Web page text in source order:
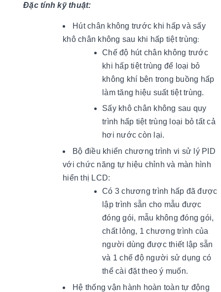
Đặc tính kỹ thuật:
Hút chân không trước khi hấp và sấy
khô chân không sau khi hấp tiệt trùng:
Chế độ hút chân không trước
khi hấp tiệt trùng để loại bỏ
không khí bên trong buồng hấp
làm tăng hiệu suất tiệt trùng.
Sấy khô chân không sau quy
trình hấp tiệt trùng loại bỏ tất cả
hơi nước còn lại.
Bộ điều khiển chương trình vi sử lý PID
với chức năng tự hiệu chỉnh và màn hình
hiển thị LCD:
Có 3 chương trình hấp đã được
lập trình sẵn cho mẫu được
đóng gói, mẫu không đóng gói,
chất lỏng, 1 chương trình của
người dùng được thiết lập sẵn
và 1 chế độ người sử dụng có
thể cài đặt theo ý muốn.
Hệ thống vận hành hoàn toàn tự động